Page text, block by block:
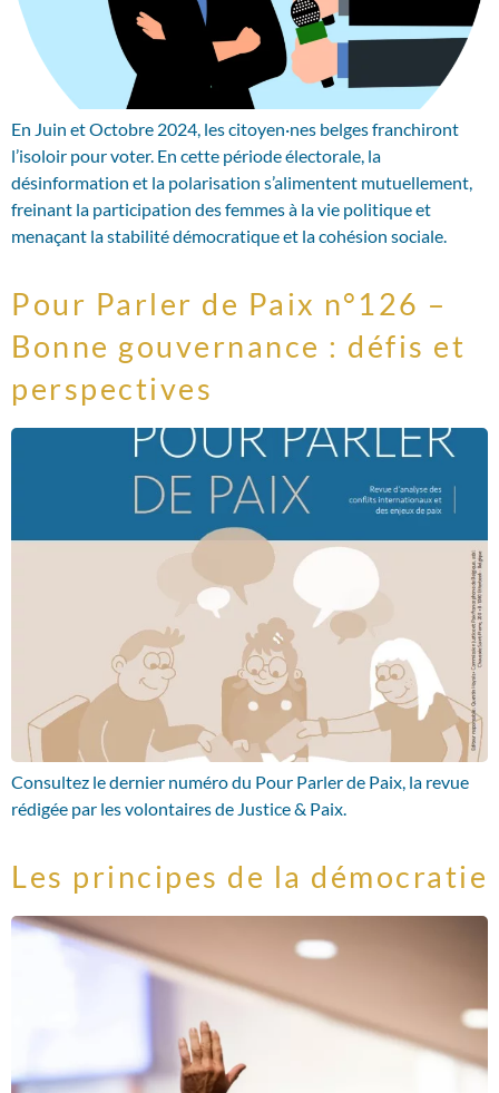
En Juin et Octobre 2024, les citoyen·nes belges franchiront
l’isoloir pour voter. En cette période électorale, la
désinformation et la polarisation s’alimentent mutuellement,
freinant la participation des femmes à la vie politique et
menaçant la stabilité démocratique et la cohésion sociale.
Pour Parler de Paix n°126 –
Bonne gouvernance : défis et
perspectives
Consultez le dernier numéro du Pour Parler de Paix, la revue
rédigée par les volontaires de Justice & Paix.
Les principes de la démocratie